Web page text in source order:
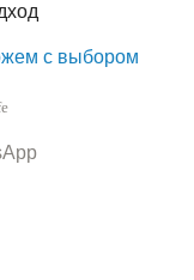
с выбором